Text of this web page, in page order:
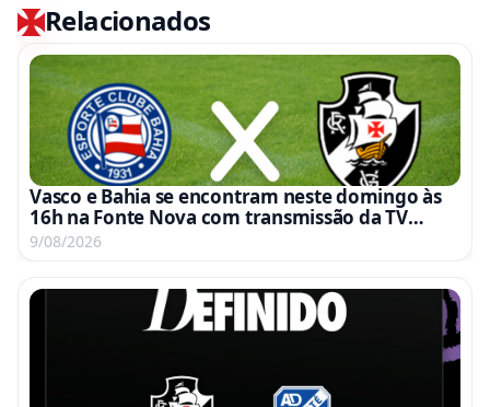
Relacionados
Vasco e Bahia se encontram neste domingo às
16h na Fonte Nova com transmissão da TV
Globo e Premiere
9/08/2026